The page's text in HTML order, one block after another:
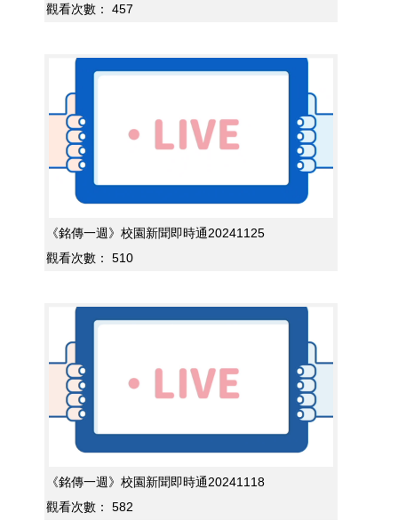
觀看次數：
457
《銘傳一週》校園新聞即時通20241125
觀看次數：
510
《銘傳一週》校園新聞即時通20241118
觀看次數：
582